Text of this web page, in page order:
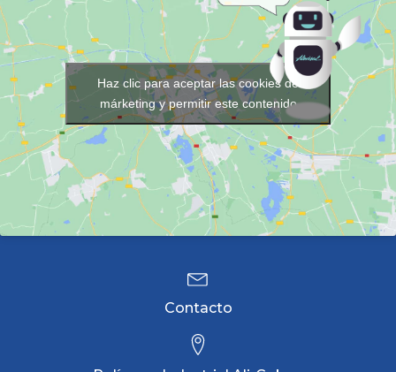
Haz clic para aceptar las cookies de
márketing y permitir este contenido
Contacto